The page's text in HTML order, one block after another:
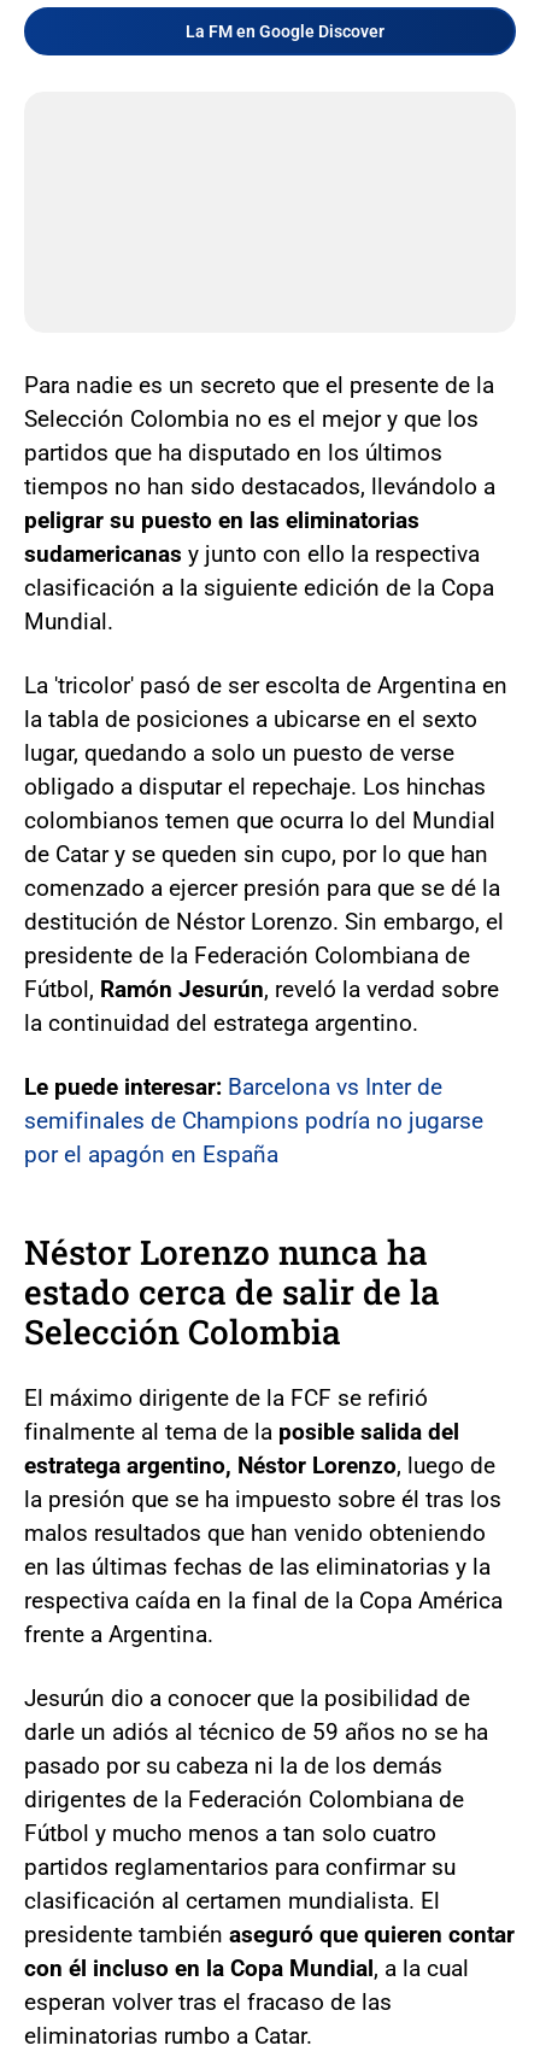
La FM en Google Discover
Para nadie es un secreto que el presente de la
Selección Colombia no es el mejor y que los
partidos que ha disputado en los últimos
tiempos no han sido destacados, llevándolo a
peligrar su puesto en las eliminatorias
sudamericanas y junto con ello la respectiva
clasificación a la siguiente edición de la Copa
Mundial.
La 'tricolor' pasó de ser escolta de Argentina en
la tabla de posiciones a ubicarse en el sexto
lugar, quedando a solo un puesto de verse
obligado a disputar el repechaje. Los hinchas
colombianos temen que ocurra lo del Mundial
de Catar y se queden sin cupo, por lo que han
comenzado a ejercer presión para que se dé la
destitución de Néstor Lorenzo. Sin embargo, el
presidente de la Federación Colombiana de
Fútbol, Ramón Jesurún, reveló la verdad sobre
la continuidad del estratega argentino.
Le puede interesar: Barcelona vs Inter de
semifinales de Champions podría no jugarse
por el apagón en España
Néstor Lorenzo nunca ha
estado cerca de salir de la
Selección Colombia
El máximo dirigente de la FCF se refirió
finalmente al tema de la posible salida del
estratega argentino, Néstor Lorenzo, luego de
la presión que se ha impuesto sobre él tras los
malos resultados que han venido obteniendo
en las últimas fechas de las eliminatorias y la
respectiva caída en la final de la Copa América
frente a Argentina.
Jesurún dio a conocer que la posibilidad de
darle un adiós al técnico de 59 años no se ha
pasado por su cabeza ni la de los demás
dirigentes de la Federación Colombiana de
Fútbol y mucho menos a tan solo cuatro
partidos reglamentarios para confirmar su
clasificación al certamen mundialista. El
presidente también aseguró que quieren contar
con él incluso en la Copa Mundial, a la cual
esperan volver tras el fracaso de las
eliminatorias rumbo a Catar.